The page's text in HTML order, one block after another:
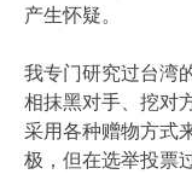
产生怀疑。
我专门研究过台湾
相抹黑对手、挖对
采用各种赠物方式
极，但在选举投票